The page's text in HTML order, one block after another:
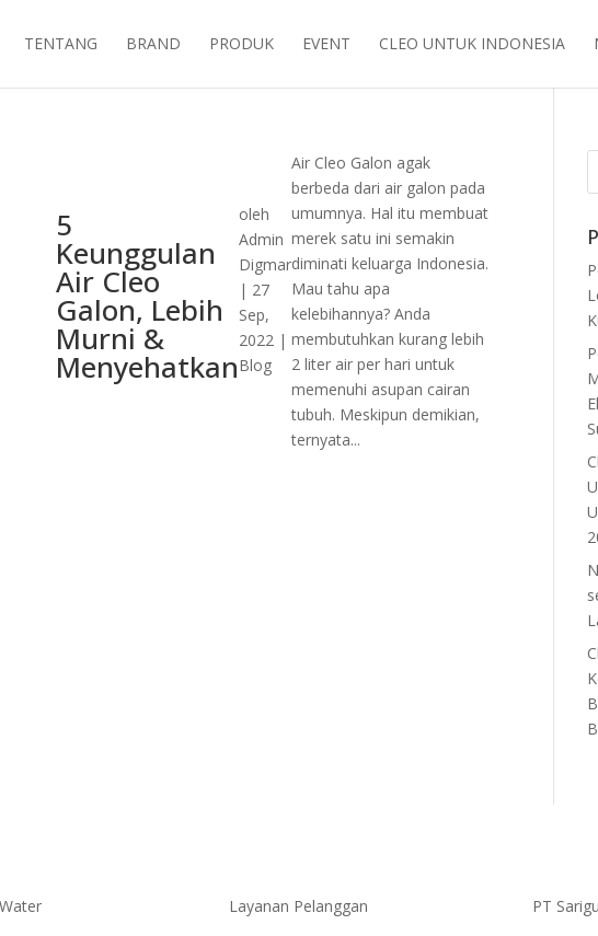
TENTANG BRAND PRODUK EVENT CLEO UNTUK INDONESIA
5
Keunggulan
Air Cleo
Galon, Lebih
Murni &
Menyehatkan
oleh
Admin
Digmar
| 27
Sep,
2022 |
Blog
Air Cleo Galon agak
berbeda dari air galon pada
umumnya. Hal itu membuat
merek satu ini semakin
diminati keluarga Indonesia.
Mau tahu apa
kelebihannya? Anda
membutuhkan kurang lebih
2 liter air per hari untuk
memenuhi asupan cairan
tubuh. Meskipun demikian,
ternyata...
Layanan Pelanggan PT